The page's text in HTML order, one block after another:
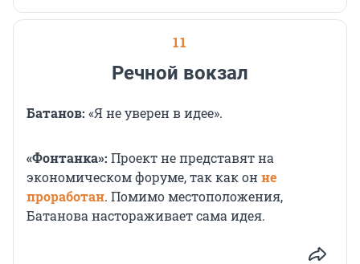
11
Речной вокзал
Батанов: «Я не уверен в идее».
«Фонтанка»: Проект не представят на
экономическом форуме, так как онне
проработан. Помимо местоположения,
Батанова настораживает сама идея.